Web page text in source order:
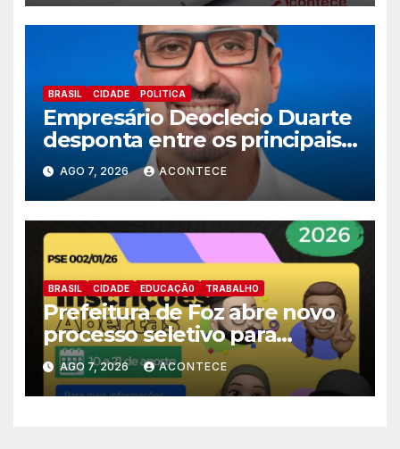
BRASIL CIDADE POLITICA
Empresário Deoclecio Duarte
desponta entre os principais
nomes do União Brasil para
deputado estadual
AGO 7, 2026 ACONTECE
BRASIL CIDADE EDUCAÇÃ0 TRABALHO
Prefeitura de Foz abre novo
processo seletivo para
estagiários
AGO 7, 2026 ACONTECE